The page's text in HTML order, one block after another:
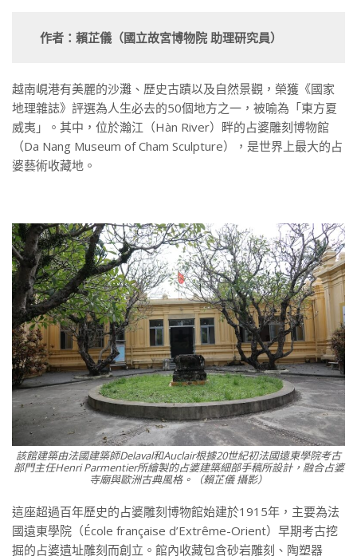
作者：賴芷儀（國立故宮博物院 助理研究員）
越南峴港有美麗的沙灘、歷史古蹟以及自然景觀，榮獲《國家
地理雜誌》評選為人生必去的50個地方之一，被喻為「東方夏
威夷」。其中，位於瀚江（Hàn River）畔的占婆雕刻博物館
（Da Nang Museum of Cham Sculpture），是世界上最大的占
婆藝術收藏地。
該館建築由法國建築師Delaval和Auclair根據20世紀初法國遠東學院考古
部門主任Henri Parmentier所繪製的占婆建築細部手稿所設計，融合占婆
寺廟與歐洲古典風格。（賴芷儀 攝影）
這座超過百年歷史的占婆雕刻博物館始建於1915年，主要為法
國遠東學院（École française d’Extrême-Orient）早期考古挖
掘的占婆遺址雕刻而創立。館內收藏包含砂岩雕刻、陶塑器